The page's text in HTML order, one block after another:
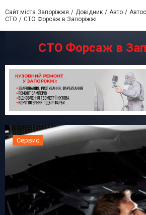
Сайт міста Запоріжжя Довідник Авто
СТО
СТО Форсаж в Запоріжжі
СТО Форсаж в
Сервис